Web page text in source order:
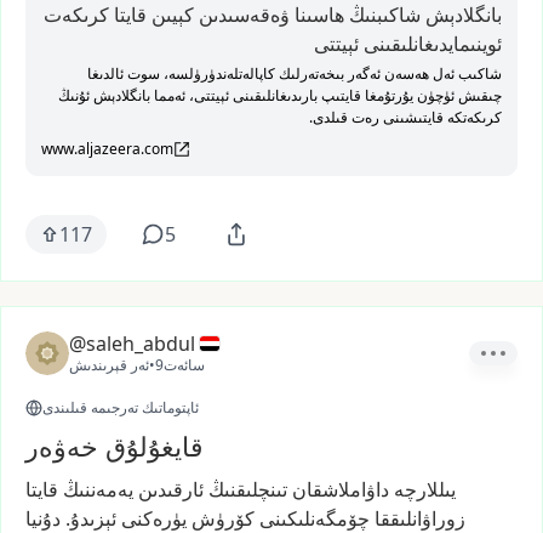
بانگلادېش شاكىبنىڭ ھاسىنا ۋەقەسىدىن كېيىن قايتا كرىكەت
ئوينىمايدىغانلىقىنى ئېيتتى
شاكىب ئەل ھەسەن ئەگەر بىخەتەرلىك كاپالەتلەندۈرۈلسە، سوت ئالدىغا
چىقىش ئۈچۈن يۇرتۇمغا قايتىپ بارىدىغانلىقىنى ئېيتتى، ئەمما بانگلادېش ئۇنىڭ
كرىكەتكە قايتىشىنى رەت قىلدى.
www.aljazeera.com
117 5
@saleh_abdul
ئەر قېرىندىش• 9سائەت
ئاپتوماتىك تەرجىمە قىلىندى
قايغۇلۇق خەۋەر
يىللارچە داۋاملاشقان تىنچلىقنىڭ ئارقىدىن يەمەننىڭ قايتا
زوراۋانلىققا چۆمگەنلىكىنى كۆرۈش يۈرەكنى ئېزىدۇ. دۇنيا